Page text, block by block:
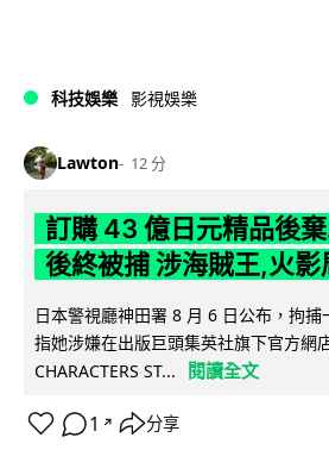
科技娛樂 影視娛樂
Lawton 12 分
訂購 43 億日元精品後
後終被捕 涉海賊王,火影
日本警視廳神田署 8 月 6 日公布，拘捕
指她涉嫌在出版巨頭集英社旗下官方網
CHARACTERS ST...
閱讀全文
1 ↗ 分享